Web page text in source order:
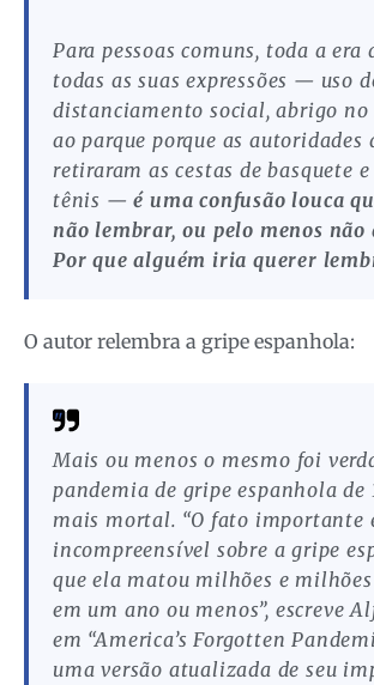
Para pessoas comuns, toda a era
todas as suas expressões — uso
distanciamento social, abrigo
ao parque porque as autoridades
retiraram as cestas de basquete e
tênis —é uma confusão louca
não lembrar, ou pelo menos não
Por que alguém iria querer
O autor relembra a gripe espanhola:
Mais ou menos o mesmo foi
pandemia de gripe espanhola de
mais mortal. “O fato importante
incompreensível sobre a gripe
que ela matou milhões e milhões
em um ano ou menos”, escreve
em “America’s Forgotten
uma versão atualizada de seu